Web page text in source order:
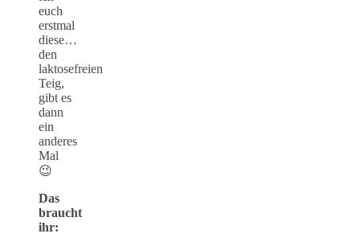
euch
erstmal
diese…
den
laktosefreien
Teig,
gibt es
dann
ein
anderes
Mal
😉
Das
braucht
ihr: